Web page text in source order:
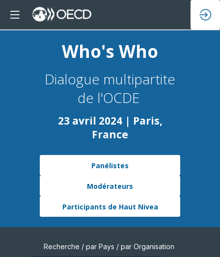
Who's Who
Dialogue multipartite
de l'OCDE
23 avril 2024 | Paris,
France
Panélistes
Modérateurs
Participants de Haut Nivea
Recherche / par Pays / par Organisation